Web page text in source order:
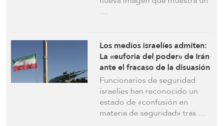
…
Los medios israelíes admiten:
La «euforia del poder» de Irán
ante el fracaso de la disuasión
Funcionarios de seguridad
israelíes han reconocido un
estado de «confusión en
materia de seguridad» tras …